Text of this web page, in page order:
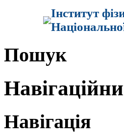
Інститут
Пошук
Навігація